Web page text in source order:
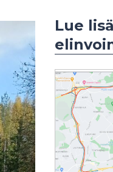
Lue